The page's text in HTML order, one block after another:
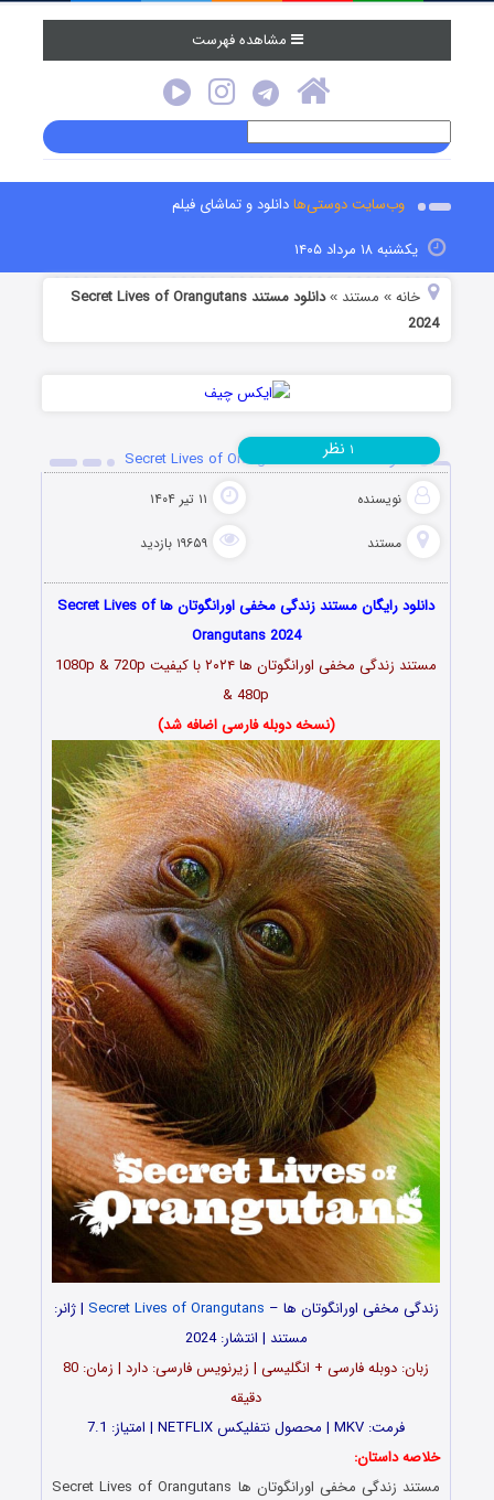
مشاهده فهرست
وب‌سایت دوستی‌هادانلود و تماشای فیلم
یکشنبه ۱۸ مرداد ۱۴۰۵
خانه » مستند »
دانلود مستند Secret Lives of Orangutans
2024
دانلود مستند Secret Lives of Orangutans 2024
نویسنده ۱۱ تیر ۱۴۰۴
مستند ۱۹۶۵۹ بازدید
۱ نظر
دانلود رایگان مستند زندگی مخفی اورانگوتان ها Secret Lives of
Orangutans 2024
مستند زندگی مخفی اورانگوتان ها ۲۰۲۴ با کیفیت 1080p & 720p
& 480p
(نسخه دوبله فارسی اضافه شد)
زندگی مخفی اورانگوتان ها – Secret Lives of Orangutans | ژانر:
مستند | انتشار: 2024
زبان: دوبله فارسی + انگلیسی | زیرنویس فارسی: دارد | زمان: 80
دقیقه
فرمت: MKV | محصول نتفلیکس NETFLIX | امتیاز: 7.1
خلاصه داستان:
مستند زندگی مخفی اورانگوتان ها Secret Lives of Orangutans